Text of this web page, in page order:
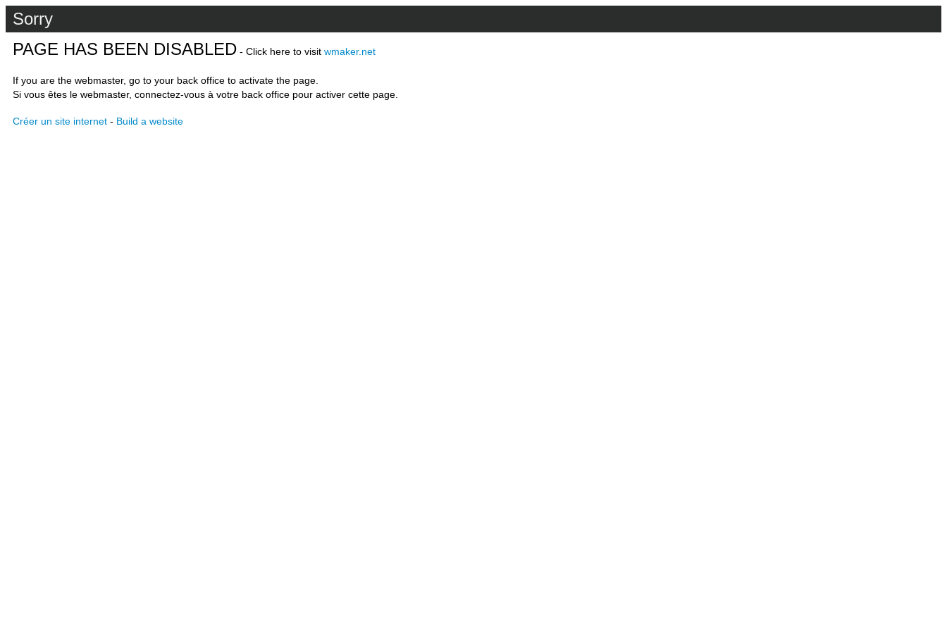
Sorry
PAGE HAS BEEN DISABLED - Click here to visit wmaker.net
If you are the webmaster, go to your back office to activate the page.
Si vous êtes le webmaster, connectez-vous à votre back office pour activer cette page.
Créer un site internet - Build a website